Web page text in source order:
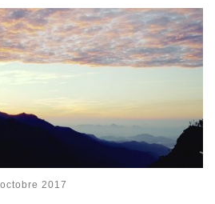
2017